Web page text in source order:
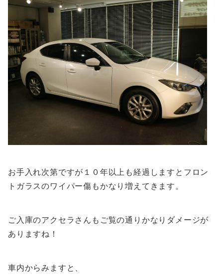
お手入れ次第ですが１０年以上も経過しますとフロン
トガラスのワイパー傷もかなり増えてきます。
ご入庫のアクセラさんもご覧の通りかなりダメージが
ありますね！
車内からみますと、